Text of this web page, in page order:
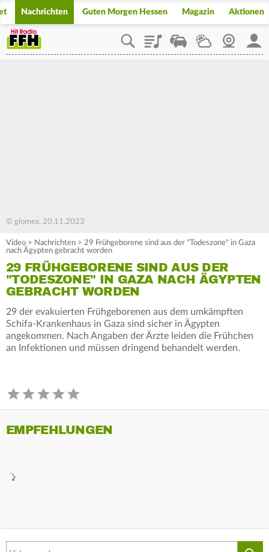
Nachrichten Guten Morgen Hessen Magazin Aktionen
PlaylistStaupilotWetterWebcam
© glomex, 20.11.2023
Video > Nachrichten > 29 Frühgeborene sind aus der "Todeszone" in Gaza
nach Ägypten gebracht worden
29 FRÜHGEBORENE SIND AUS DER
"TODESZONE" IN GAZA NACH ÄGYPTEN
GEBRACHT WORDEN
29 der evakuierten Frühgeborenen aus dem umkämpften
Schifa-Krankenhaus in Gaza sind sicher in Ägypten
angekommen. Nach Angaben der Ärzte leiden die Frühchen
an Infektionen und müssen dringend behandelt werden.
EMPFEHLUNGEN